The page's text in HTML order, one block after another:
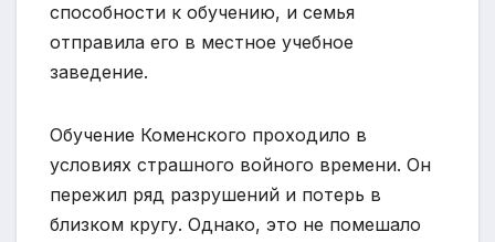
способности к обучению, и семья
отправила его в местное учебное
заведение.
Обучение Коменского проходило в
условиях страшного войного времени. Он
пережил ряд разрушений и потерь в
близком кругу. Однако, это не помешало